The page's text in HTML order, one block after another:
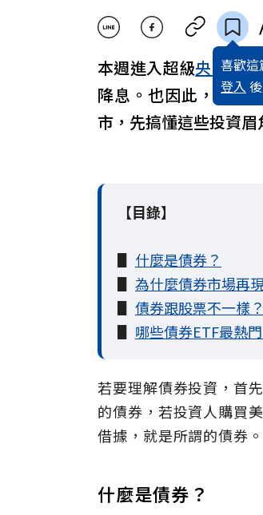
喜歡這
登入
本週進入超級央行週
降息。也因此，市場
市，先搞懂這些投資眉
【目錄】
▋ 什麼是債券？
▋ 為什麼債券市場再
▋ 債券跟股票不一樣
▋ 哪些債券ETF最熱
若要理解債券投資，首
的債券，若投資人購買
借據，就是所謂的債券。
什麼是債券？